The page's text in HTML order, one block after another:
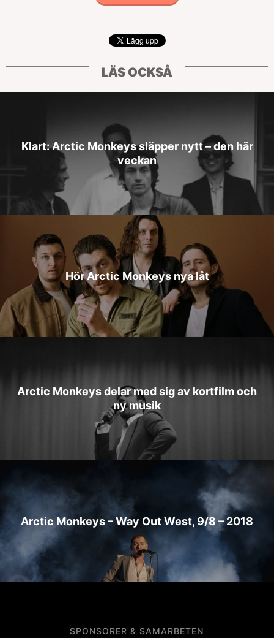
LÄS OCKSÅ
Klart: Arctic Monkeys släpper nytt – den här
veckan
Hör Arctic Monkeys nya låt
Arctic Monkeys delar med sig av kortfilm och
ny musik
Arctic Monkeys – Way Out West, 9/8 – 2018
SPONSORER & SAMARBETEN